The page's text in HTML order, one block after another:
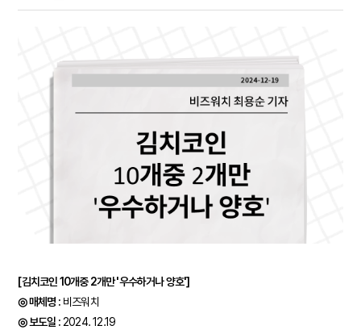
[김치코인 10개중 2개만 '우수하거나 양호']
◎ 매체명 :비즈워치
◎ 보도일 :2024. 12.19